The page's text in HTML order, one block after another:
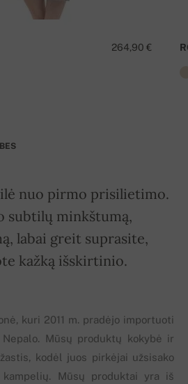
264,90 €
nuo pirmo prisilietimo.
subtilų minkštumą,
labai greit suprasite,
kažką išskirtinio.
kuri 2011 m. pradėjo importuoti
Mūsų produktų kokybė ir
kodėl juos pirkėjai užsisako
Mūsų produktai yra iš